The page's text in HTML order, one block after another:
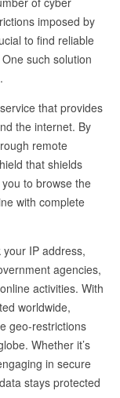
imposed by
to find reliable
such solution
that provides
the internet. By
remote
that shields
to browse the
with complete
IP address,
agencies,
activities. With
worldwide,
geo-restrictions
Whether it’s
in secure
stays protected